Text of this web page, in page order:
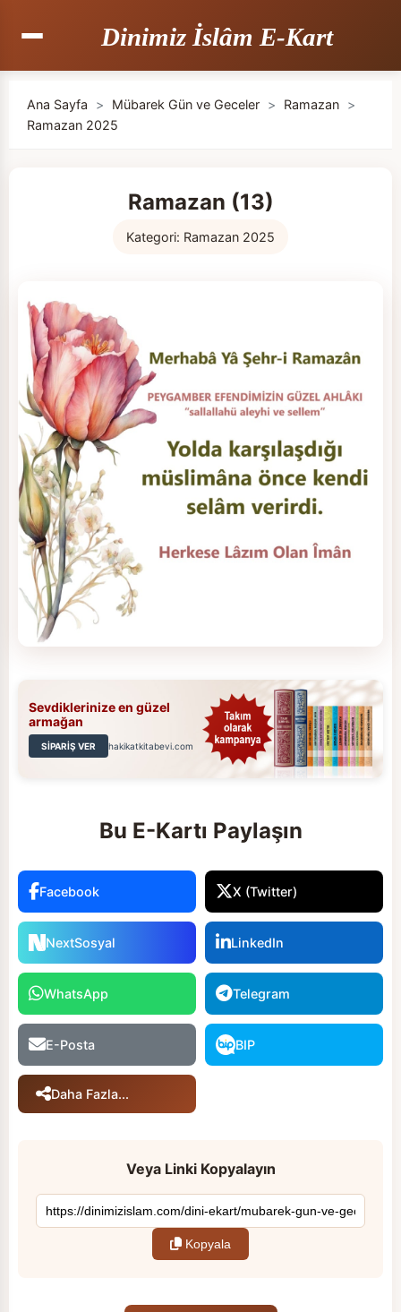
Dinimiz İslâm E-Kart
Ana Sayfa > Mübarek Gün ve Geceler > Ramazan >
Ramazan 2025
Ramazan (13)
Kategori: Ramazan 2025
Sevdiklerinize en güzel
armağan
SİPARİŞ VER hakikatkitabevi.com
Bu E-Kartı Paylaşın
Facebook X (Twitter)
NextSosyal LinkedIn
WhatsApp Telegram
E-Posta BIP
Daha Fazla...
Veya Linki Kopyalayın
Kopyala